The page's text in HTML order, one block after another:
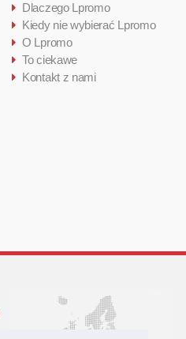
Dlaczego Lpromo
Kiedy nie wybierać Lpromo
O Lpromo
To ciekawe
Kontakt z nami